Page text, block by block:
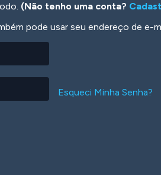
(Não tenho uma conta?
pode usar seu endereço de e-
Esqueci Minha Senha?